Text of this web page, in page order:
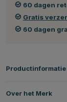
60 dagen
Gratis
60 dagen
Productinformatie
Over het Merk